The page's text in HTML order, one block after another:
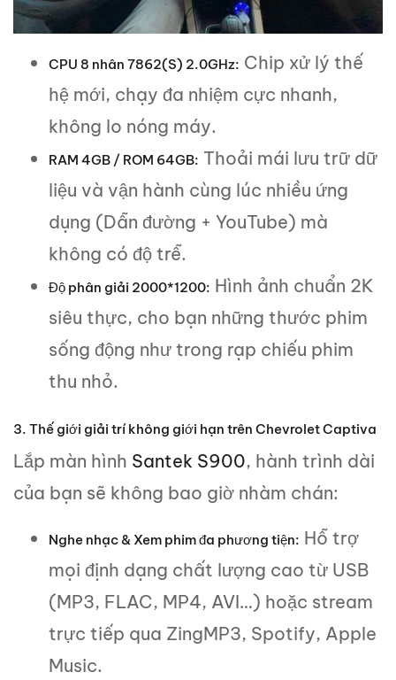
CPU 8 nhân 7862(S) 2.0GHz: Chip xử lý thế
hệ mới, chạy đa nhiệm cực nhanh,
không lo nóng máy.
RAM 4GB / ROM 64GB: Thoải mái lưu trữ dữ
liệu và vận hành cùng lúc nhiều ứng
dụng (Dẫn đường + YouTube) mà
không có độ trễ.
Độ phân giải 2000*1200: Hình ảnh chuẩn 2K
siêu thực, cho bạn những thước phim
sống động như trong rạp chiếu phim
thu nhỏ.
3. Thế giới giải trí không giới hạn trên Chevrolet Captiva
Lắp màn hình Santek S900, hành trình dài
của bạn sẽ không bao giờ nhàm chán:
Nghe nhạc & Xem phim đa phương tiện: Hỗ trợ
mọi định dạng chất lượng cao từ USB
(MP3, FLAC, MP4, AVI…) hoặc stream
trực tiếp qua ZingMP3, Spotify, Apple
Music.